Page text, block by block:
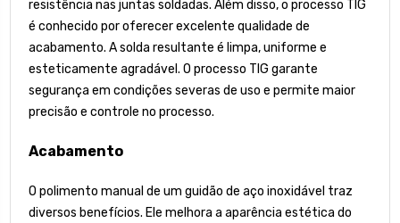
resistência nas juntas soldadas. Além disso, o processo TIG
é conhecido por oferecer excelente qualidade de
acabamento. A solda resultante é limpa, uniforme e
esteticamente agradável. O processo TIG garante
segurança em condições severas de uso e permite maior
precisão e controle no processo.
Acabamento
O polimento manual de um guidão de aço inoxidável traz
diversos benefícios. Ele melhora a aparência estética do